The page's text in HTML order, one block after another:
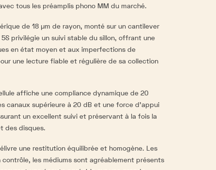
tous les préamplis phono MM du marché.
de 18 µm de rayon, monté sur un cantilever
privilégie un suivi stable du sillon, offrant une
en état moyen et aux imperfections de
une lecture fiable et régulière de sa collection
affiche une compliance dynamique de 20
canaux supérieure à 20 dB et une force d’appui
un excellent suivi et préservant à la fois la
des disques.
une restitution équilibrée et homogène. Les
les médiums sont agréablement présents